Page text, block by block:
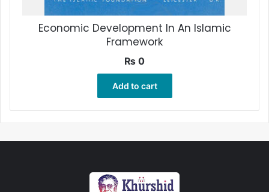
Economic Development In An Islamic
Framework
₨ 0
Add to cart